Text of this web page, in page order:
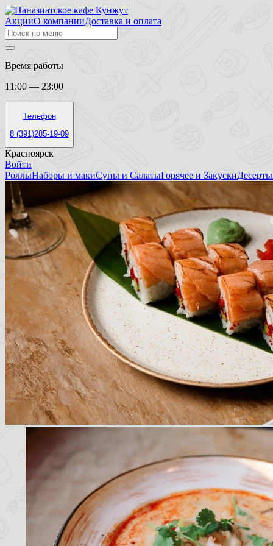
АкцииО компанииДоставка и оплата
Время работы
11:00 — 23:00
Телефон
8 (391)285-19-09
Красноярск
Войти
РоллыНаборы и макиСупы и СалатыГорячее и ЗакускиДесерты